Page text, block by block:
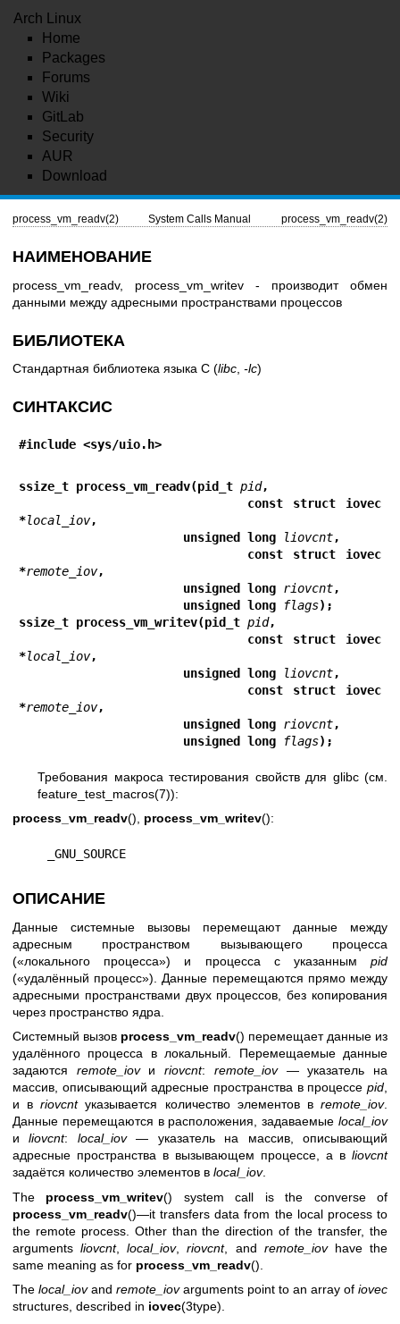
Arch Linux
Home
Packages
Forums
Wiki
GitLab
Security
AUR
Download
process_vm_readv(2) System Calls Manual process_vm_readv(2)
НАИМЕНОВАНИЕ
process_vm_readv, process_vm_writev - производит обмен
данными между адресными пространствами процессов
БИБЛИОТЕКА
Стандартная библиотека языка C (libc -lc)
СИНТАКСИС
#include <sys/uio.h>
ssize_t process_vm_readv(pid_t pid,
*local_iov,
                       unsigned long
liovcnt,
*remote_iov,
                       unsigned long
riovcnt,
                       unsigned long
flags);
ssize_t process_vm_writev(pid_t pid,
*local_iov,
                       unsigned long
liovcnt,
*remote_iov,
                       unsigned long
riovcnt,
                       unsigned long
flags);
Требования макроса тестирования свойств для glibc (см.
feature_test_macros(7)):
process_vm_readv(), process_vm_writev():
    _GNU_SOURCE
ОПИСАНИЕ
Данные системные вызовы перемещают данные между
адресным пространством вызывающего процесса
(«локального процесса») и процесса с указанным pid
(«удалённый процесс»). Данные перемещаются прямо между
адресными пространствами двух процессов, без копирования
через пространство ядра.
Системный вызов process_vm_readv() перемещает данные из
удалённого процесса в локальный. Перемещаемые данные
задаются remote_iovиriovcnt: remote_iov— указатель на
массив, описывающий адресные пространства в процессе pid,
и вriovcntуказывается количество элементов вremote_iov.
Данные перемещаются в расположения, задаваемые local_iov
иliovcnt: local_iov— указатель на массив, описывающий
адресные пространства в вызывающем процессе, а в liovcnt
задаётся количество элементов в local_iov.
The process_vm_writev() system call is the converse of
process_vm_readv()—it transfers data from the local process to
the remote process. Other than the direction of the transfer, the
argumentsliovcnt,local_iov,riovcnt, and remote_iovhave the
same meaning as for process_vm_readv().
The local_iovand remote_iovarguments point to an array of iovec
structures, described in iovec(3type).